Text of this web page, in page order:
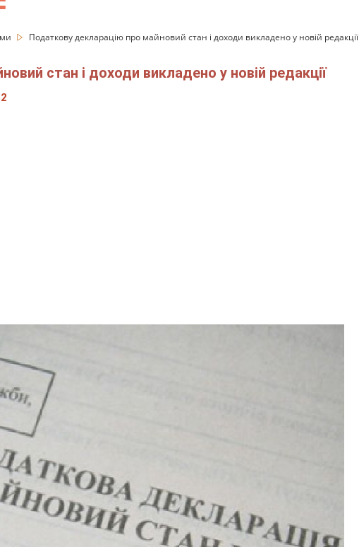
Податкову декларацію про майновий стан і доходи викладено у новій редакції
стан і доходи викладено у новій редакції